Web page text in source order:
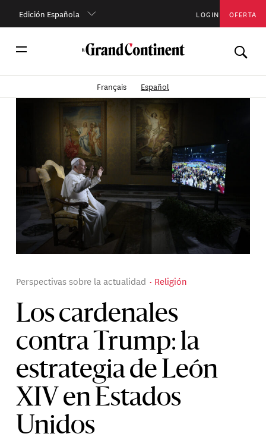
Edición Española LOGIN OFERTA
Français Español
Los cardenales
contra Trump: la
estrategia de León
XIV en Estados
Unidos
Perspectivas sobre la actualidad Religión